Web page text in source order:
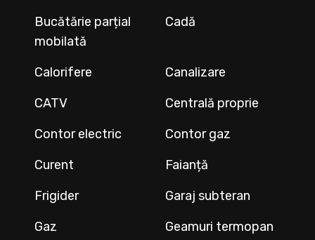
Bucătărie parțial
mobilată
Cadă
Calorifere
Canalizare
CATV
Centrală proprie
Contor electric
Contor gaz
Curent
Faianță
Frigider
Garaj subteran
Gaz
Geamuri termopan